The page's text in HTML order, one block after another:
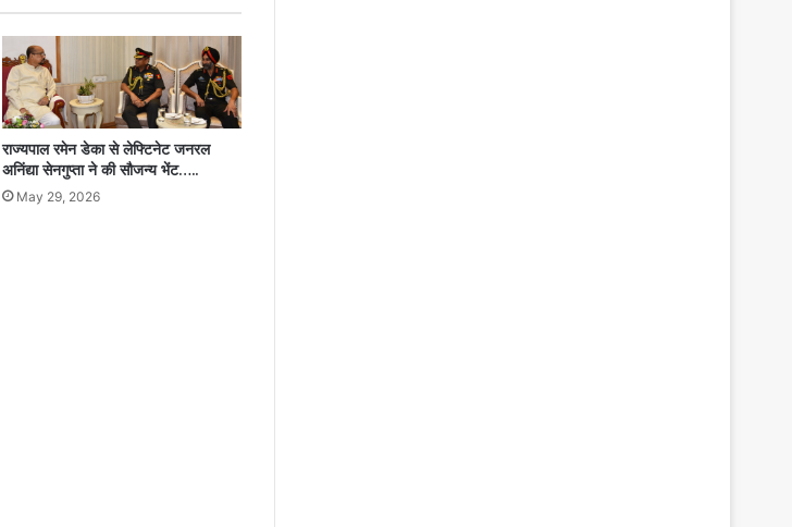
राज्यपाल रमेन डेका से लेफ्टिनेट जनरल
अनिंद्या सेनगुप्ता ने की सौजन्य भेंट…..
May 29, 2026